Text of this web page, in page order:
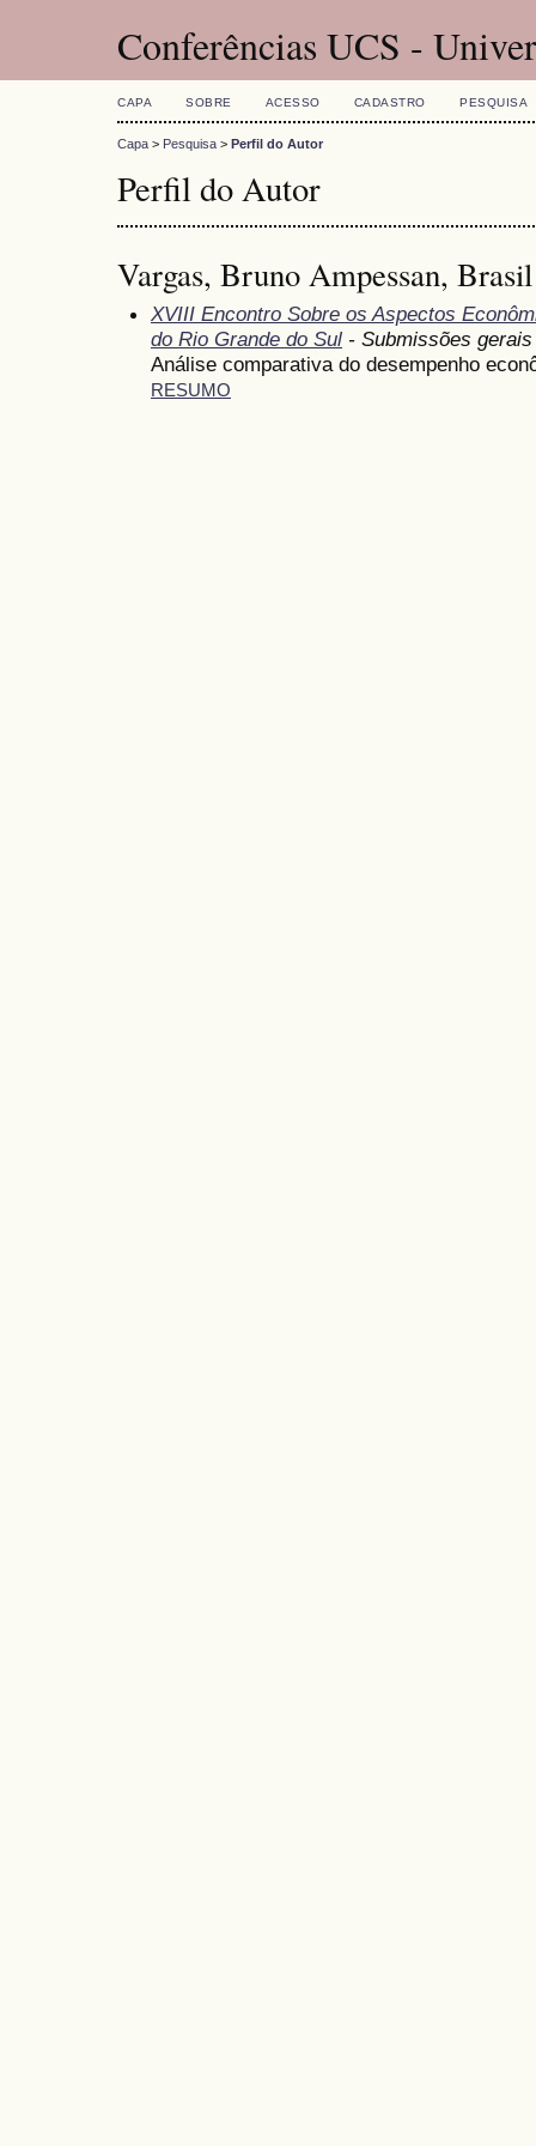
Conferências UCS -
CAPA SOBRE ACESSO CADASTRO PESQUISA
Capa > Pesquisa > Perfil do Autor
Perfil do Autor
Vargas, Bruno Ampessan, Brasil
XVIII Encontro Sobre os Aspectos
do Rio Grande do Sul - Submissões gerais
Análise comparativa do desempenho
RESUMO